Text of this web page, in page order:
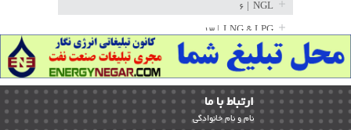
NGL
LNG & LPG | ۱۳
خط لوله | ۳۶
مخازن ذخیره | ۱۵
پتروشیمی | ۱۴
بازرسی و QC | ۱۵
ارﺗﺒﺎط ﺑﺎ ما
ﻧﺎم و ﻧﺎم ﺧﺎﻧﻮادﮔﻰ